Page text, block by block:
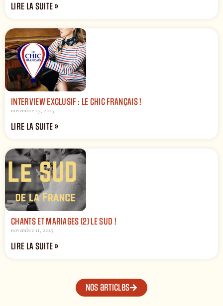
LIRE LA SUITE »
INTERVIEW EXCLUSIF : LE CHIC FRANÇAIS !
novembre 27, 2025
LIRE LA SUITE »
CHANTS ET MARIAGES (2) LE SUD !
novembre 11, 2025
LIRE LA SUITE »
Nos articles